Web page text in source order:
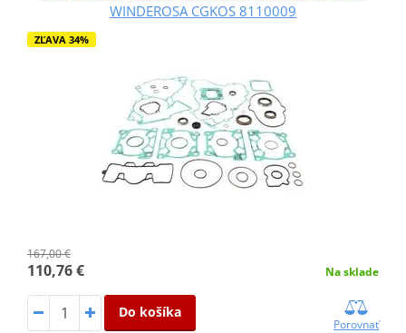
WINDEROSA CGKOS 8110009
ZĽAVA 34%
167,00 €
110,76 € Na sklade
Do košíka
Porovnať